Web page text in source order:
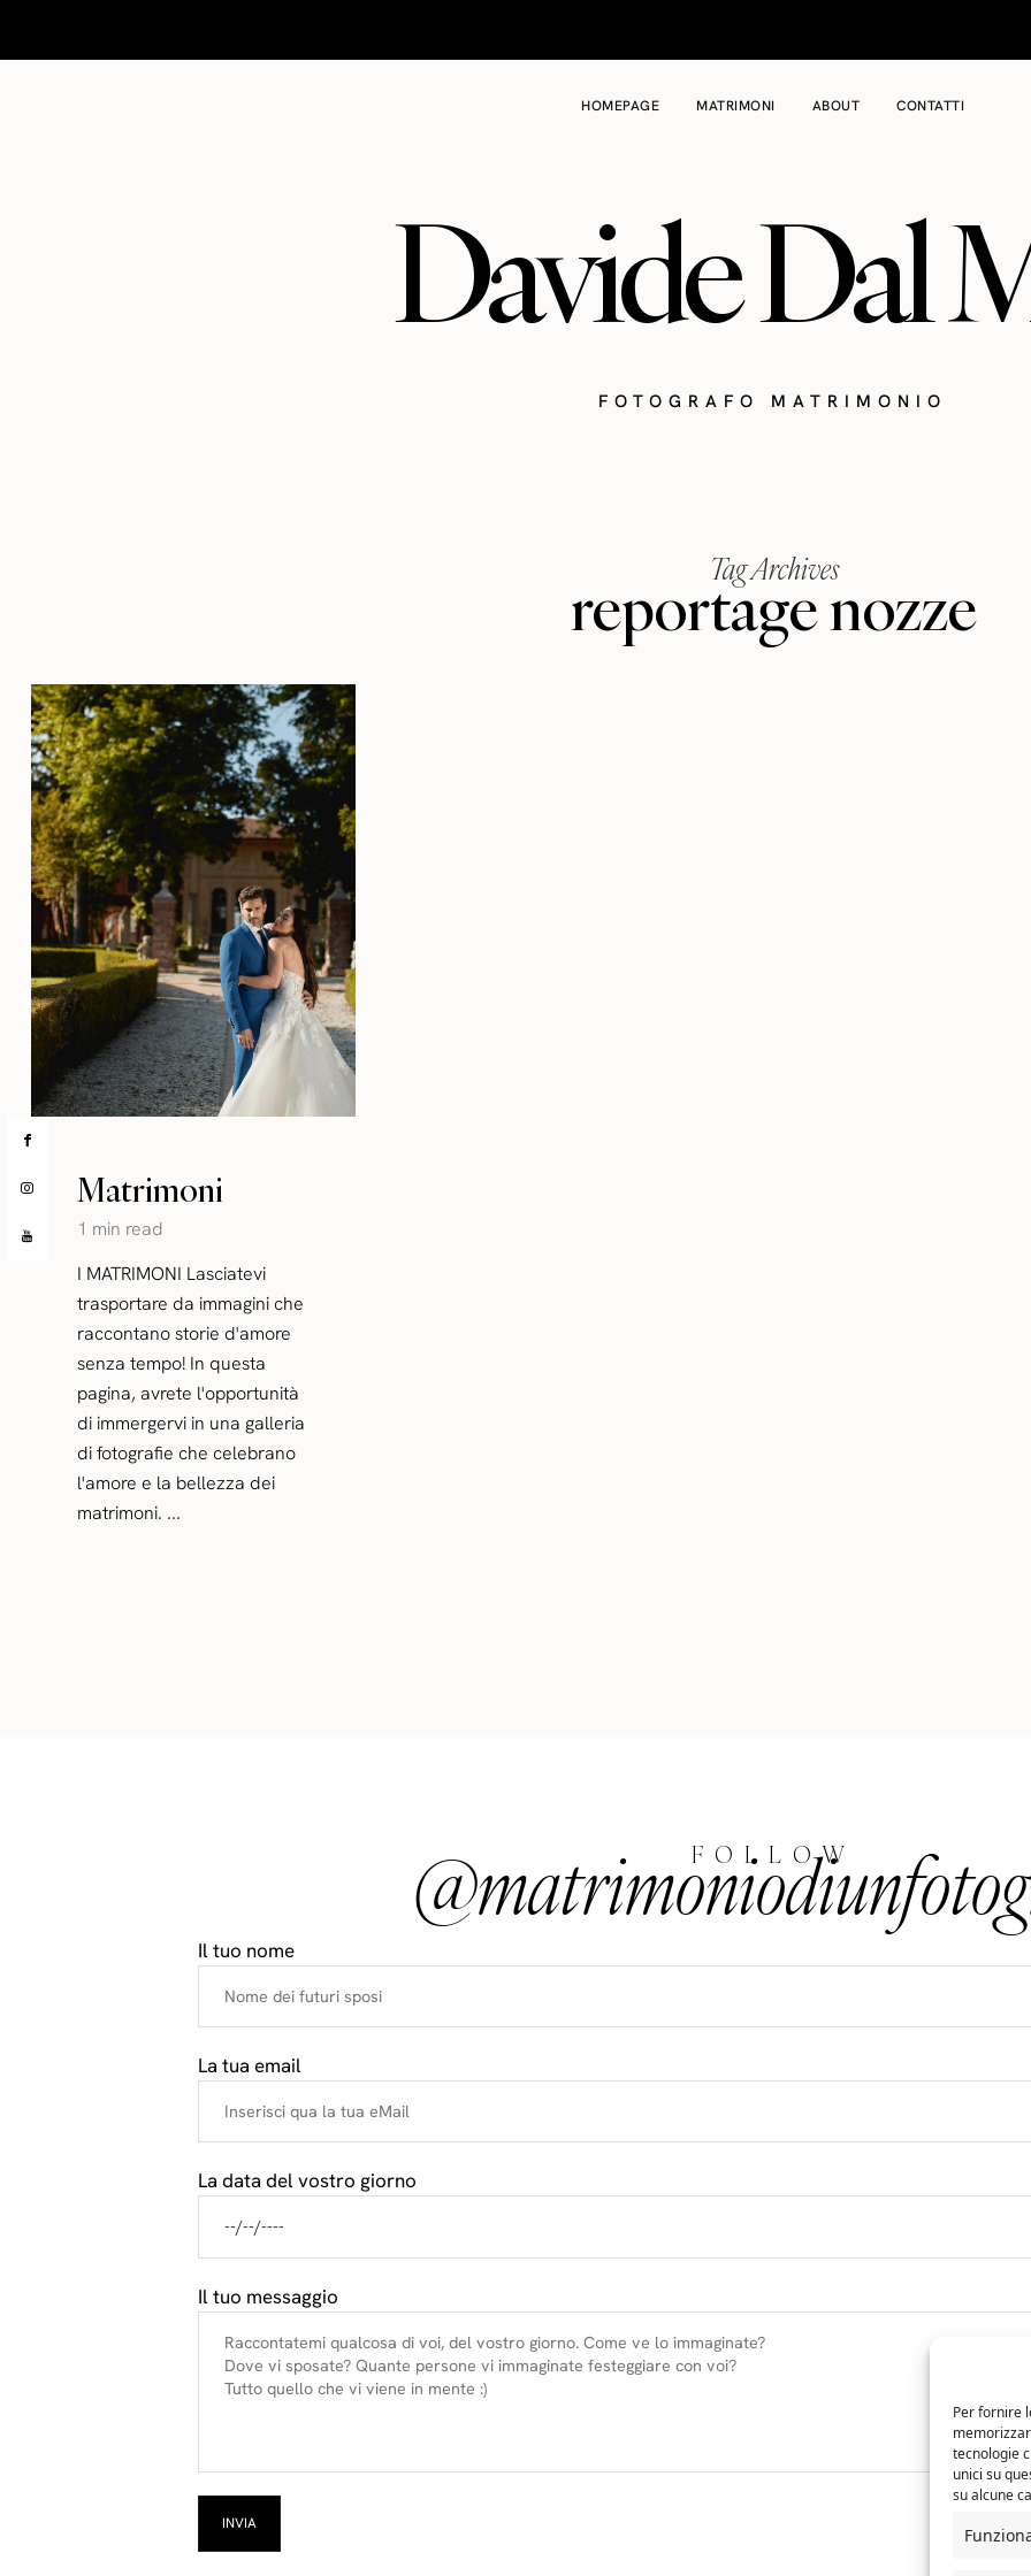
Per fornire
tecnologie
unici su
su alcune
HOMEPAGE MATRIMONI ABOUT CONTATTI
Davide Dal
FOTOGRAFO MATRIMONIO
Tag Archives
reportage nozze
Matrimoni
1 min read
I MATRIMONI Lasciatevi
trasportare da immagini che
raccontano storie d'amore
senza tempo! In questa
pagina, avrete l'opportunità
di immergervi in una galleria
di fotografie che celebrano
l'amore e la bellezza dei
matrimoni. ...
FOLLOW
Il tuo nome
La tua email
La data del vostro giorno
Il tuo messaggio